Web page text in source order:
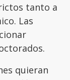
tanto a
Las
quieran